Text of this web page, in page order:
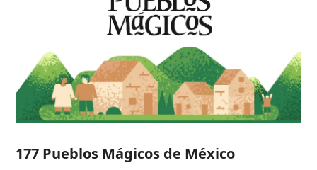
177 Pueblos Mágicos de México